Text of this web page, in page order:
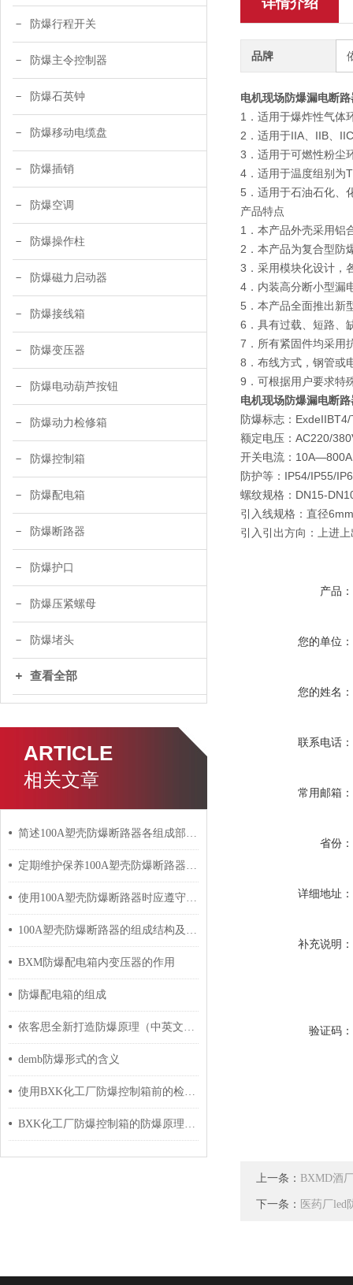
防爆行程开关
防爆主令控制器
防爆石英钟
防爆移动电缆盘
防爆插销
防爆空调
防爆操作柱
防爆磁力启动器
防爆接线箱
防爆变压器
防爆电动葫芦按钮
防爆动力检修箱
防爆控制箱
防爆配电箱
防爆断路器
防爆护口
防爆压紧螺母
防爆堵头
查看全部
ARTICLE
相关文章
简述100A塑壳防爆断路器各组成部件的功能特点
定期维护保养100A塑壳防爆断路器能帮助用户正确管理
使用100A塑壳防爆断路器时应遵守的规定介绍
100A塑壳防爆断路器的组成结构及主要作用介绍
BXM防爆配电箱内变压器的作用
防爆配电箱的组成
依客思全新打造防爆原理（中英文对照版）
demb防爆形式的含义
使用BXK化工厂防爆控制箱前的检查任务介绍
BXK化工厂防爆控制箱的防爆原理分享
详情介绍
品牌
电机现场防爆漏电断
1．适用于爆炸性气体
2．适用于IIA、IIB、
3．适用于可燃性粉尘
4．适用于温度组别为
5．适用于石油石化、
产品特点
1．本产品外壳采用铝
2．本产品为复合型防
3．采用模块化设计，
4．内装高分断小型漏
5．本产品全面推出新
6．具有过载、短路、
7．所有紧固件均采用
8．布线方式，钢管或
9．可根据用户要求特
电机现场防爆漏电断
防爆标志：
额定电压：AC220/
开关电流：
防护等：IP54/IP55/
螺纹规格：DN15-
引入线规格：直径
引入引出方向：上进
产品：
您的单位：
您的姓名：
联系电话：
常用邮箱：
省份：
详细地址：
补充说明：
验证码：
上一条： BXMD酒
下一条： 医药厂led